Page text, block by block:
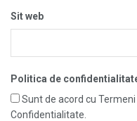
Sit web
Politica de
Sunt de acord cu
Confidentialitate.